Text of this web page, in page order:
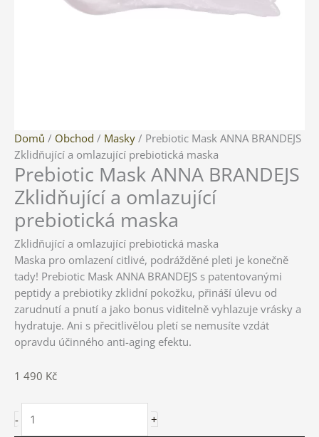
Domů / Obchod / Masky / Prebiotic Mask ANNA BRANDEJS
Zklidňující a omlazující prebiotická maska
Prebiotic Mask ANNA BRANDEJS
Zklidňující a omlazující
prebiotická maska
Zklidňující a omlazující prebiotická maska
Maska pro omlazení citlivé, podrážděné pleti je konečně
tady! Prebiotic Mask ANNA BRANDEJS s patentovanými
peptidy a prebiotiky zklidní pokožku, přináší úlevu od
zarudnutí a pnutí a jako bonus viditelně vyhlazuje vrásky a
hydratuje. Ani s přecitlivělou pletí se nemusíte vzdát
opravdu účinného anti-aging efektu.
1 490 Kč
-
Prebiotic
Mask
ANNA
BRANDEJS
Zklidňující
a
omlazující
prebiotická
maska
množství
+